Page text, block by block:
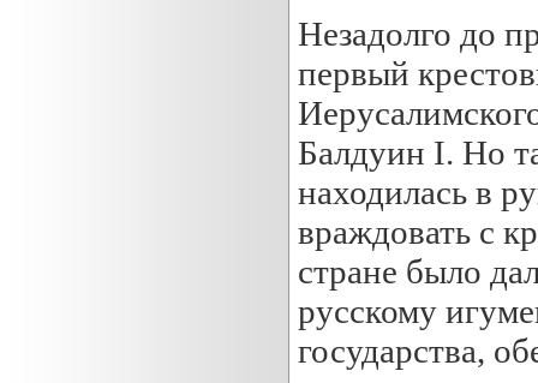
Незадолго до
первый
Балдуин I. Но
находилась в
враждовать с
стране было
русскому
государства,